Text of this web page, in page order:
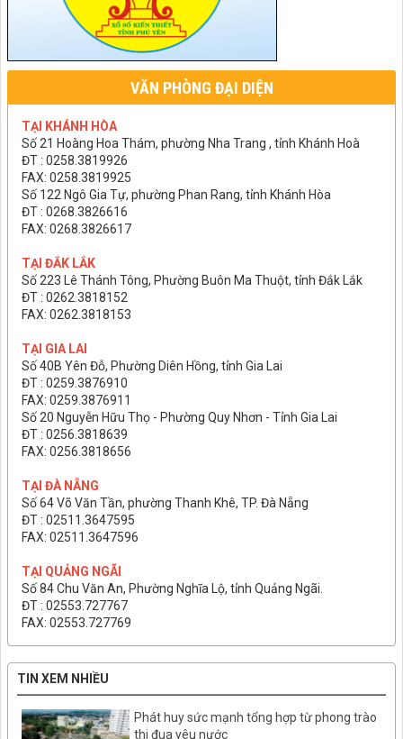
VĂN PHÒNG ĐẠI DIỆN
TẠI KHÁNH HÒA
Số 21 Hoàng Hoa Thám, phường Nha Trang , tỉnh Khánh Hoà
ĐT : 0258.3819926
FAX: 0258.3819925
Số 122 Ngô Gia Tự, phường Phan Rang, tỉnh Khánh Hòa
ĐT : 0268.3826616
FAX: 0268.3826617
TẠI ĐẮK LẮK
Số 223 Lê Thánh Tông, Phường Buôn Ma Thuột, tỉnh Đắk Lắk
ĐT : 0262.3818152
FAX: 0262.3818153
TẠI GIA LAI
Số 40B Yên Đỗ, Phường Diên Hồng, tỉnh Gia Lai
ĐT : 0259.3876910
FAX: 0259.3876911
Số 20 Nguyễn Hữu Thọ - Phường Quy Nhơn - Tỉnh Gia Lai
ĐT : 0256.3818639
FAX: 0256.3818656
TẠI ĐÀ NẴNG
Số 64 Võ Văn Tần, phường Thanh Khê, TP. Đà Nẵng
ĐT : 02511.3647595
FAX: 02511.3647596
TẠI QUẢNG NGÃI
Số 84 Chu Văn An, Phường Nghĩa Lộ, tỉnh Quảng Ngãi.
ĐT : 02553.727767
FAX: 02553.727769
TIN XEM NHIỀU
Phát huy sức mạnh tổng hợp từ phong trào
thi đua yêu nước